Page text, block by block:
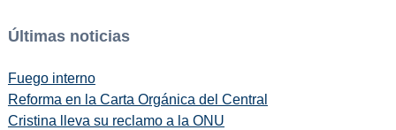
Últimas noticias
Fuego interno
Reforma en la Carta Orgánica del Central
Cristina lleva su reclamo a la ONU